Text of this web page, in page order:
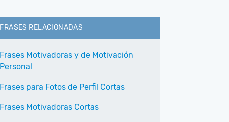
FRASES RELACIONADAS
Frases Motivadoras y de Motivación
Personal
Frases para Fotos de Perfil Cortas
Frases Motivadoras Cortas